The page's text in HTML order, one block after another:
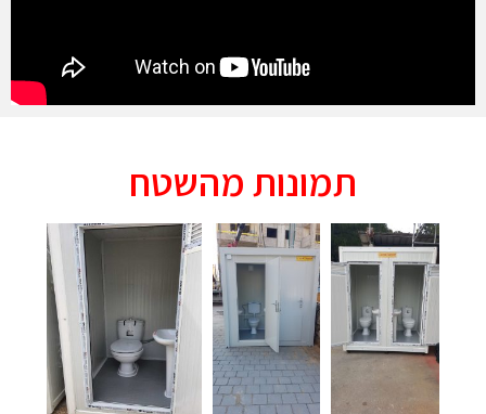
תמונות מהשטח